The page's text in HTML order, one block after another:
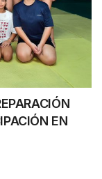
EN